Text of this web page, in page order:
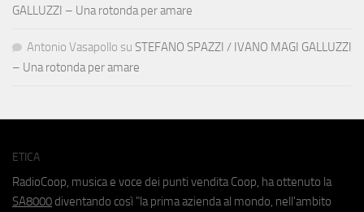
GALLUZZI – Una rotonda per amare
Antonio Vasapollo su STEFANO SPAZZI / IVANO MAGI GALLUZZI
– Una rotonda per amare
ETICA
RadioCoop, musica e voce dei punti vendita Coop, ha ottenuto la
SA8000 diventando così "la prima azienda al mondo, nell'ambito